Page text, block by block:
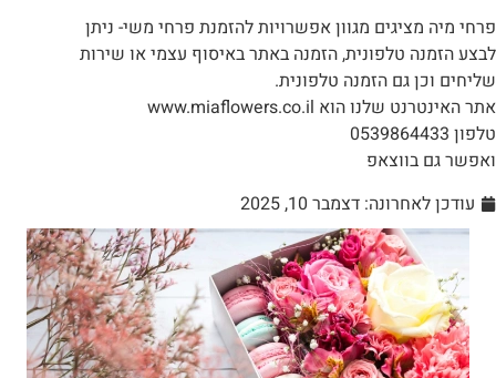
פרחי מיה מציגים מגוון אפשרויות להזמנת פרחי משי- ניתן
לבצע הזמנה טלפונית, הזמנה באתר באיסוף עצמי או שירות
שליחים וכן גם הזמנה טלפונית.
אתר האינטרנט שלנו הוא www.miaflowers.co.il
טלפון 0539864433
ואפשר גם בווצאפ
עודכן לאחרונה: דצמבר 10, 2025